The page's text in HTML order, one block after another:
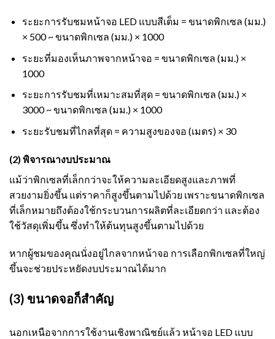
ระยะการรับชมหน้าจอ LED แบบสีเต็ม = ขนาดพิกเซล (มม.)
× 500 ~ ขนาดพิกเซล (มม.) × 1000
ระยะที่มองเห็นภาพจากหน้าจอ = ขนาดพิกเซล (มม.) ×
1000
ระยะการรับชมที่เหมาะสมที่สุด = ขนาดพิกเซล (มม.) ×
3000 ~ ขนาดพิกเซล (มม.) × 1000
ระยะรับชมที่ไกลที่สุด = ความสูงของจอ (เมตร) × 30
(2) พิจารณางบประมาณ
แม้ว่าพิกเซลที่เล็กกว่าจะให้ความละเอียดสูงและภาพที่
สวยงามยิ่งขึ้น แต่ราคาก็สูงขึ้นตามไปด้วย เพราะขนาดพิกเซล
ที่เล็กหมายถึงต้องใช้กระบวนการผลิตที่ละเอียดกว่า และต้อง
ใช้วัสดุเพิ่มขึ้น ซึ่งทำให้ต้นทุนสูงขึ้นตามไปด้วย
หากผู้ชมของคุณนั่งอยู่ไกลจากหน้าจอ การเลือกพิกเซลที่ใหญ่
ขึ้นจะช่วยประหยัดงบประมาณได้มาก
(3) ขนาดจอก็สำคัญ
นอกเหนือจากการใช้งานเชิงพาณิชย์แล้ว หน้าจอ LED แบบ